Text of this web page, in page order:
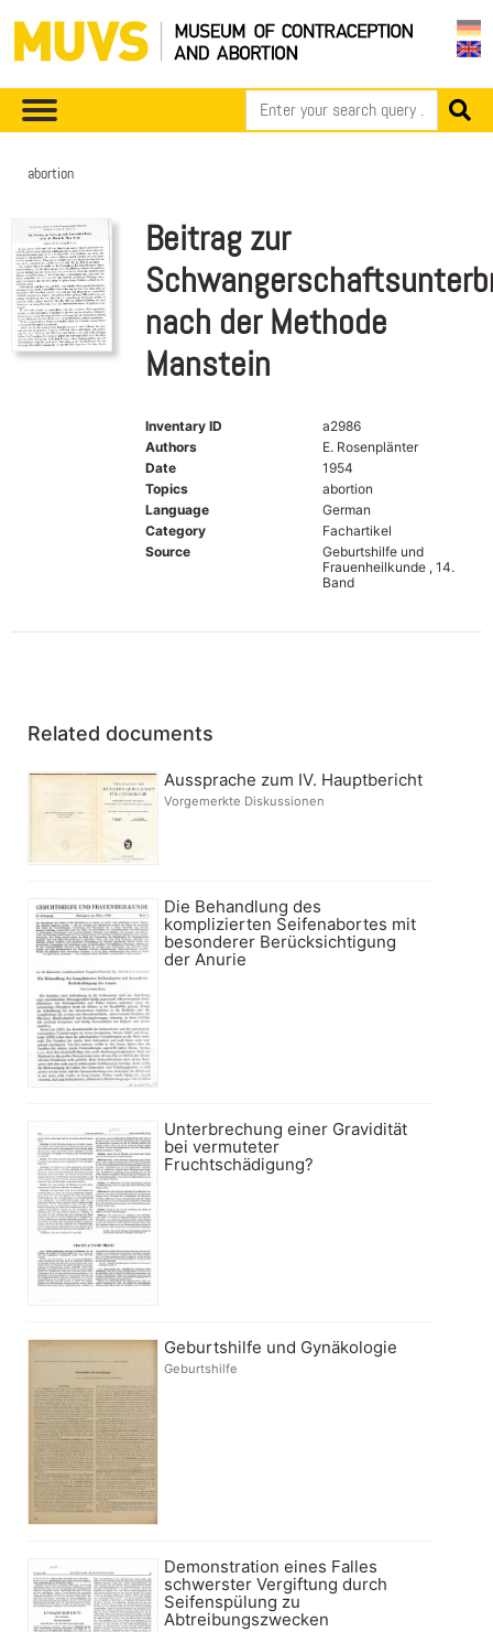
abortion
Beitrag zur
nach der Methode
Manstein
Inventary ID
a2986
Authors
E. Rosenplänter
Date
1954
Topics
abortion
Language
German
Category
Fachartikel
Source
Geburtshilfe und
Frauenheilkunde , 14.
Band
Related documents
Aussprache zum IV. Hauptbericht
Vorgemerkte Diskussionen
Die Behandlung des
komplizierten Seifenabortes mit
besonderer Berücksichtigung
der Anurie
Unterbrechung einer Gravidität
bei vermuteter
Fruchtschädigung?
Geburtshilfe und Gynäkologie
Geburtshilfe
Demonstration eines Falles
schwerster Vergiftung durch
Seifenspülung zu
Abtreibungszwecken